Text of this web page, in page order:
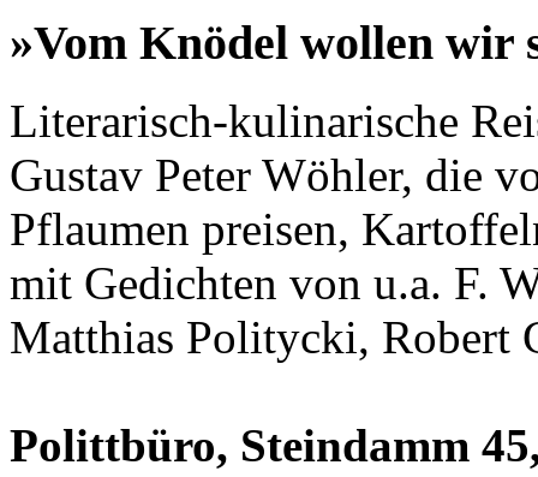
»Vom Knödel wollen wir
Literarisch-kulinarische
Gustav Peter Wöhler, die
Pflaumen preisen,
mit Gedichten von u.a. F.
Matthias Politycki, Robert
Polittbüro, Steindamm